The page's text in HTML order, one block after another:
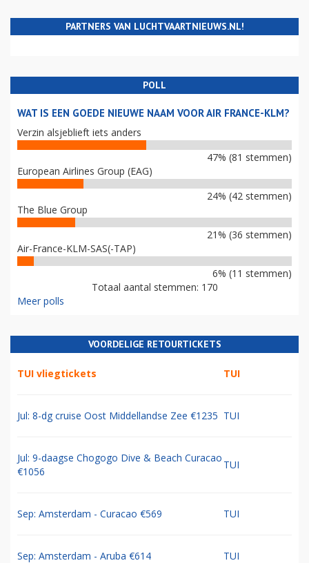
PARTNERS VAN LUCHTVAARTNIEUWS.NL!
POLL
WAT IS EEN GOEDE NIEUWE NAAM VOOR AIR FRANCE-KLM?
Verzin alsjeblieft iets anders
47% (81 stemmen)
European Airlines Group (EAG)
24% (42 stemmen)
The Blue Group
21% (36 stemmen)
Air-France-KLM-SAS(-TAP)
6% (11 stemmen)
Totaal aantal stemmen: 170
Meer polls
VOORDELIGE RETOURTICKETS
TUI vliegtickets TUI
Jul: 8-dg cruise Oost Middellandse Zee €1235 TUI
Jul: 9-daagse Chogogo Dive & Beach Curacao
€1056
TUI
Sep: Amsterdam - Curacao €569 TUI
Sep: Amsterdam - Aruba €614 TUI